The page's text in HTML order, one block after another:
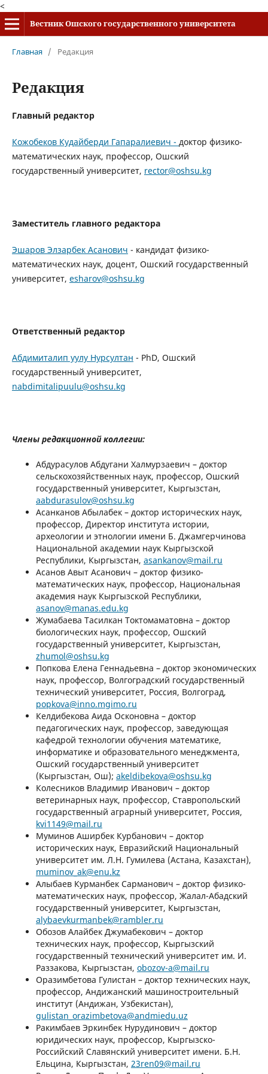
<
Вестник Ошского государственного университета
Главная / Редакция
Редакция
Главный редактор
Кожобеков Кудайберди Гапаралиевич - доктор физико-
математических наук, профессор, Ошский
государственный университет, rector@oshsu.kg
Заместитель главного редактора
Эшаров Элзарбек Асанович - кандидат физико-
математических наук, доцент, Ошский государственный
университет, esharov@oshsu.kg
Ответственный редактор
Абдимиталип уулу Нурсултан - PhD, Ошский
государственный университет,
nabdimitalipuulu@oshsu.kg
Члены редакционной коллегии:
Абдурасулов Абдугани Халмурзаевич – доктор
сельскохозяйственных наук, профессор, Ошский
государственный университет, Кыргызстан,
aabdurasulov@oshsu.kg
Асанканов Абылабек – доктор исторических наук,
профессор, Директор института истории,
археологии и этнологии имени Б. Джамгерчинова
Национальной академии наук Кыргызской
Республики, Кыргызстан, asankanov@mail.ru
Асанов Авыт Асанович – доктор физико-
математических наук, профессор, Национальная
академия наук Кыргызской Республики,
asanov@manas.edu.kg
Жумабаева Тасилкан Токтомаматовна – доктор
биологических наук, профессор, Ошский
государственный университет, Кыргызстан,
zhumol@oshsu.kg
Попкова Елена Геннадьевна – доктор экономических
наук, профессор, Волгоградский государственный
технический университет, Россия, Волгоград,
popkova@inno.mgimo.ru
Келдибекова Аида Осконовна – доктор
педагогических наук, профессор, заведующая
кафедрой технологии обучения математике,
информатике и образовательного менеджмента,
Ошский государственный университет
(Кыргызстан, Ош); akeldibekova@oshsu.kg
Колесников Владимир Иванович – доктор
ветеринарных наук, профессор, Ставропольский
государственный аграрный университет, Россия,
kvi1149@mail.ru
Муминов Аширбек Курбанович – доктор
исторических наук, Евразийский Национальный
университет им. Л.Н. Гумилева (Астана, Казахстан),
muminov_ak@enu.kz
Алыбаев Курманбек Сарманович – доктор физико-
математических наук, профессор, Жалал-Абадский
государственный университет, Кыргызстан,
alybaevkurmanbek@rambler.ru
Обозов Алайбек Джумабекович – доктор
технических наук, профессор, Кыргызский
государственный технический университет им. И.
Раззакова, Кыргызстан, оbozov-a@mail.ru
Оразимбетова Гулистан – доктор технических наук,
профессор, Андижанский машиностроительный
институт (Андижан, Узбекистан),
gulistan_orazimbetova@andmiedu.uz
Ракимбаев Эркинбек Нурудинович – доктор
юридических наук, профессор, Кыргызско-
Российский Славянский университет имени. Б.Н.
Ельцина, Кыргызстан, 23ren09@mail.ru